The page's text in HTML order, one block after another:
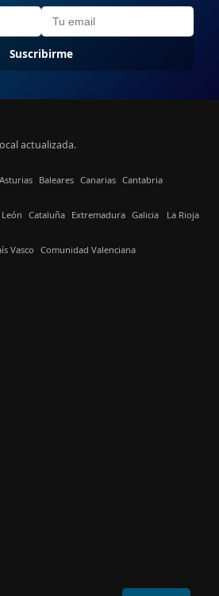
Suscribirme
actualizada.
Asturias Baleares Canarias Cantabria
Cataluña Extremadura Galicia La Rioja
Vasco Comunidad Valenciana